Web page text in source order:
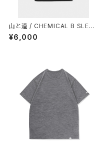
山と道 / CHEMICAL B SLEEV
ELESS（MEN）
¥6,000